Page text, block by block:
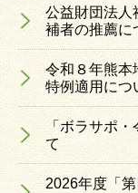
公益財団法
補者の推薦に
令和８年熊本
特例適用につ
「ボラサポ
て
2026年度「